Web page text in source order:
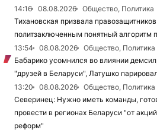
14:16
08.08.2026
Общество, Политика
Тихановская призвала
политзаключенным понятный алгоритм
13:54
08.08.2026
Общество, Политика
Бабарико усомнился во влиянии
"друзей в Беларуси", Латушко
13:20
08.08.2026
Общество, Политика
Северинец: Нужно иметь команды,
провести в регионах Беларуси "от
реформ"